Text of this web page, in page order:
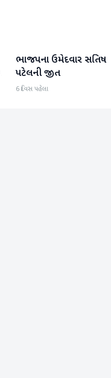
ગુજરાત
ભાજપના ઉમેદવાર સતિષ
પટેલની જીત
6 દિવસ પહેલા